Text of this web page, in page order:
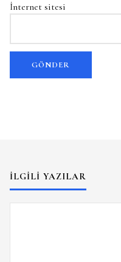
İnternet sitesi
İLGILI YAZILAR